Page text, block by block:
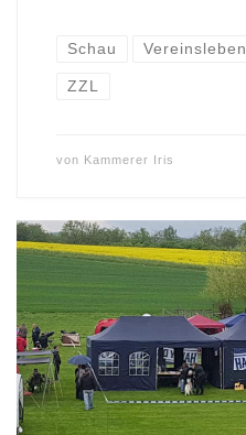
Schau Vereinsleben
ZZL
von Kammerer Iris